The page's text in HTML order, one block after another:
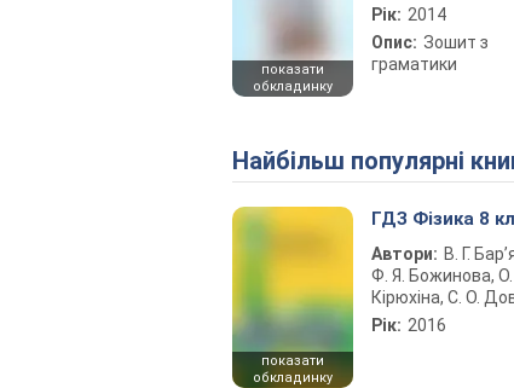
показати
обкладинку
Рік: 2014
Опис: Зошит з
граматики
Найбільш популярні
показати
обкладинку
ГДЗ Фізика 8
Автори: В. Г.
Ф. Я. Божинова, О.
Кірюхіна, С. О.
Рік: 2016